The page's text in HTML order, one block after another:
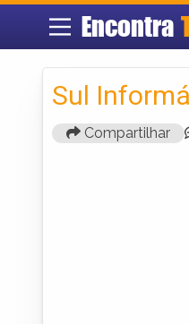
Encontra
Sul
Compartilhar